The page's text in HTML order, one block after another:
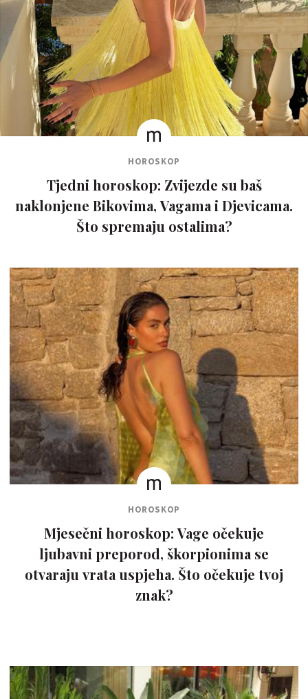
HOROSKOP
Tjedni horoskop: Zvijezde su baš
naklonjene Bikovima, Vagama i Djevicama.
Što spremaju ostalima?
HOROSKOP
Mjesečni horoskop: Vage očekuje
ljubavni preporod, škorpionima se
otvaraju vrata uspjeha. Što očekuje tvoj
znak?